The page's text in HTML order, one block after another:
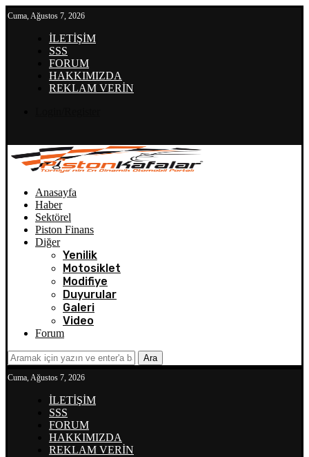
Cuma, Ağustos 7, 2026
İLETİŞİM
SSS
FORUM
HAKKIMIZDA
REKLAM VERİN
Anasayfa
Haber
Sektörel
Piston Finans
Diğer
Yenilik
Motosiklet
Modifiye
Duyurular
Galeri
Video
Forum
Ara
Cuma, Ağustos 7, 2026
İLETİŞİM
SSS
FORUM
HAKKIMIZDA
REKLAM VERİN